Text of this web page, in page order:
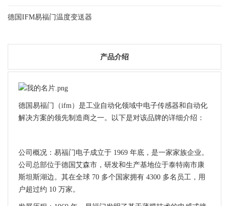
德国IFM易福门温度变送器
产品介绍
德国易福门（ifm）是工业自动化领域中电子传感器和自动化
解决方案的领先制造商之一。以下是对该品牌的详细介绍：
公司概况：易福门电子成立于 1969 年底，是一家家族企业。
公司总部位于德国艾森市，研发和生产基地位于泰特南市康
斯坦斯湖边。其在全球 70 多个国家拥有 4300 多名员工，用
户超过约 10 万家。